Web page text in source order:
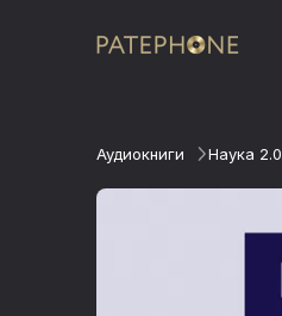
Аудиокниги Наука 2.0